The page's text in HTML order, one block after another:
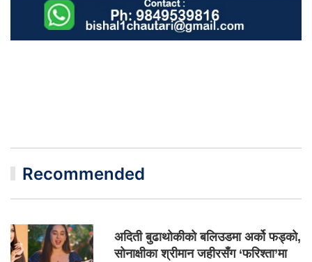
Recommended
अदिती बुढाथोकीको बलिउडमा अर्को फड्को,
सोनाक्षीका श्रीमान जहीरसँग ‘फरिश्ता’मा